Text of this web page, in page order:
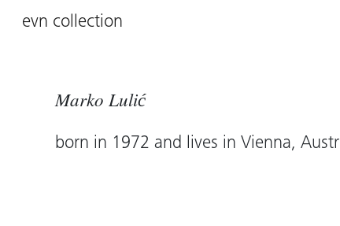
evn collection
Marko Lulić
born in 1972 and lives in Vienna,